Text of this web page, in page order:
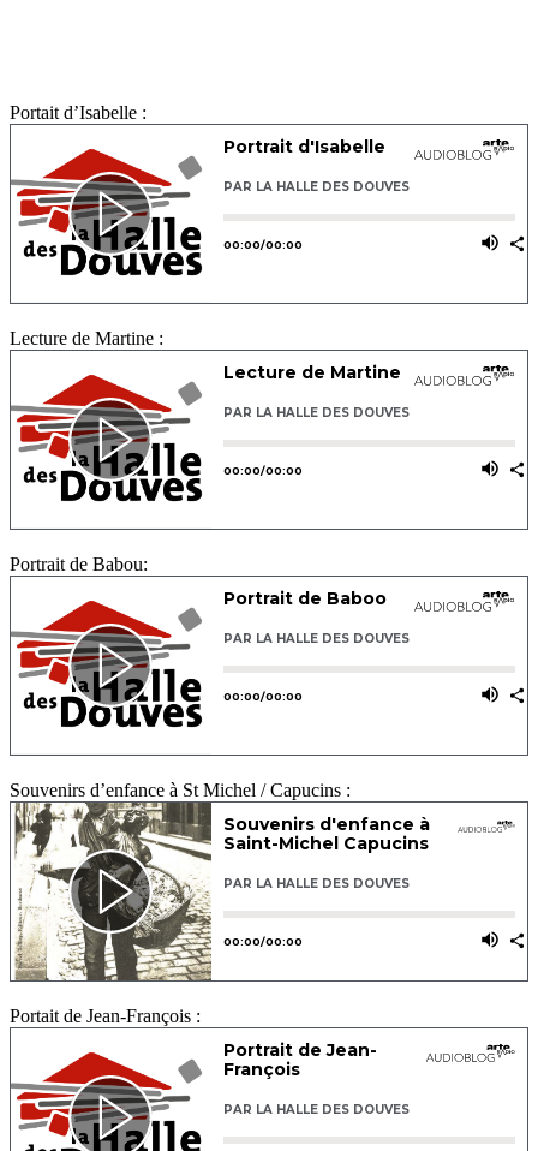
Portait d’Isabelle :
Lecture de Martine :
Portrait de Babou:
Souvenirs d’enfance à St Michel / Capucins :
Portait de Jean-François :